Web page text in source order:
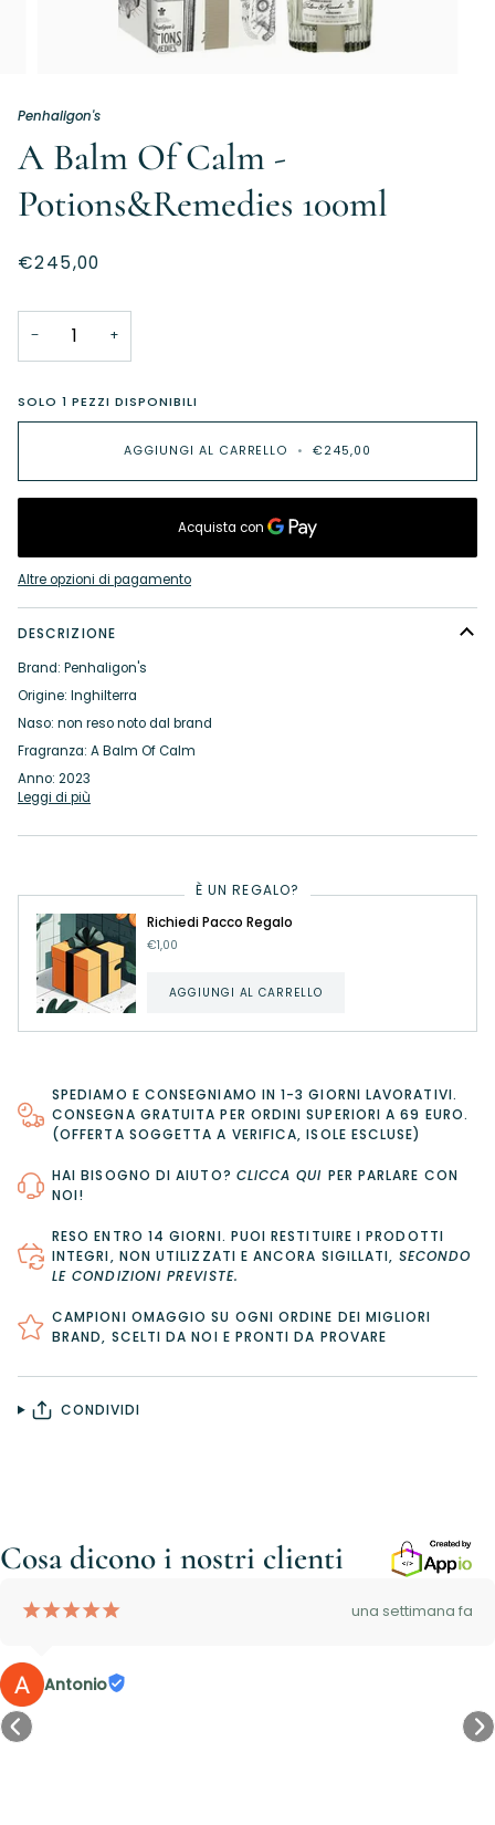
Penhaligon's
A Balm Of Calm -
Potions&Remedies 100ml
€245,00
− +
SOLO1 PEZZI DISPONIBILI
AGGIUNGI AL CARRELLO • €245,00
Altre opzioni di pagamento
DESCRIZIONE
Brand: Penhaligon's
Origine: Inghilterra
Naso: non reso noto dal brand
Fragranza: A Balm Of Calm
Anno: 2023
Leggi di più
È UN REGALO?
Richiedi Pacco Regalo
€1,00
AGGIUNGI AL CARRELLO
SPEDIAMO E CONSEGNIAMO IN 1-3 GIORNI LAVORATIVI.
CONSEGNA GRATUITA PER ORDINI SUPERIORI A 69 EURO.
(OFFERTA SOGGETTA A VERIFICA, ISOLE ESCLUSE)
HAI BISOGNO DI AIUTO? CLICCA QUI PER PARLARE CON
NOI!
RESO ENTRO 14 GIORNI. PUOI RESTITUIRE I PRODOTTI
INTEGRI, NON UTILIZZATI E ANCORA SIGILLATI, SECONDO
LE CONDIZIONI PREVISTE.
CAMPIONI OMAGGIO SU OGNI ORDINE DEI MIGLIORI
BRAND, SCELTI DA NOI E PRONTI DA PROVARE
CONDIVIDI
Cosa dicono i nostri clienti
¡¡¡¡¡ una settimana fa
Antonio